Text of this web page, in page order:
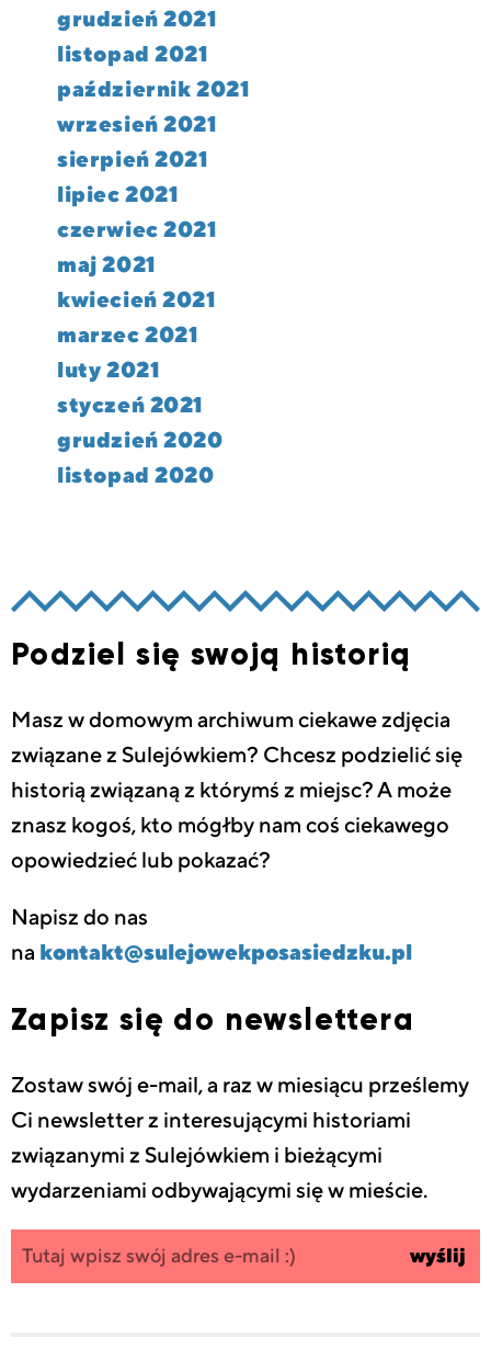
grudzień 2021
listopad 2021
październik 2021
wrzesień 2021
sierpień 2021
lipiec 2021
czerwiec 2021
maj 2021
kwiecień 2021
marzec 2021
luty 2021
styczeń 2021
grudzień 2020
listopad 2020
Podziel się swoją historią
Masz w domowym archiwum ciekawe zdjęcia
związane z Sulejówkiem? Chcesz podzielić się
historią związaną z którymś z miejsc? A może
znasz kogoś, kto mógłby nam coś ciekawego
opowiedzieć lub pokazać?
Napisz do nas
na kontakt@sulejowekposasiedzku.pl
Zapisz się do newslettera
Zostaw swój e-mail, a raz w miesiącu prześlemy
Ci newsletter z interesującymi historiami
związanymi z Sulejówkiem i bieżącymi
wydarzeniami odbywającymi się w mieście.
Zapisz się
do
wpisz
swój
wyślij